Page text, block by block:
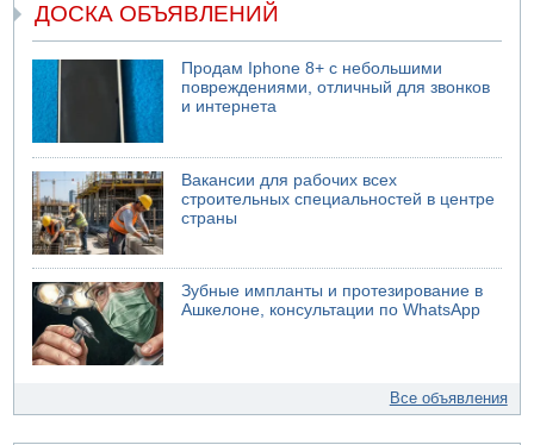
ДОСКА ОБЪЯВЛЕНИЙ
Продам Iphone 8+ с небольшими
повреждениями, отличный для звонков
и интернета
Вакансии для рабочих всех
строительных специальностей в центре
страны
Зубные импланты и протезирование в
Ашкелоне, консультации по WhatsApp
Все объявления